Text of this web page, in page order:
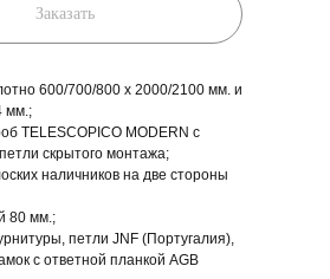
Заказать
600/700/800 x 2000/2100 мм. и
мм.;
TELESCOPICO MODERN с
скрытого монтажа;
наличников на две стороны
80 мм.;
петли JNF (Португалия),
с ответной планкой AGB